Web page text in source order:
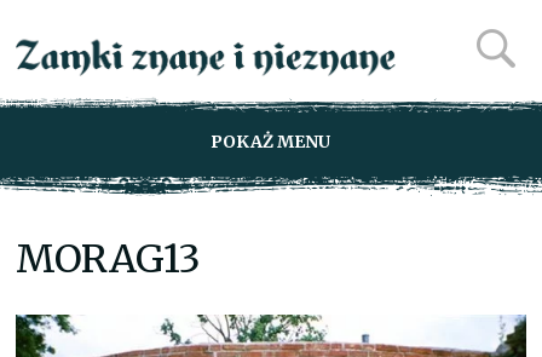
POKAŻ MENU
MORAG13